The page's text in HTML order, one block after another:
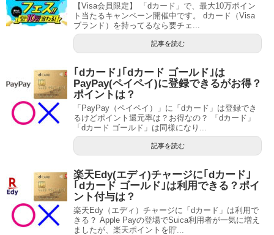
【Visa会員限定】 「dカード」で、最大10万ポイン
ト当たるキャンペーン開催中です。 dカード（Visa
ブランド）を持ってるなら要チェ...
記事を読む
｢dカード｣｢dカード ゴールド｣は
PayPay(ペイペイ)に登録できるがお得？
ポイントは？
「PayPay（ペイペイ）」に「dカード」は登録でき
るけどポイント還元率は？お得なの？ 「dカード」
「dカード ゴールド」は同様になり...
記事を読む
楽天Edy(エディ)チャージに｢dカード｣
｢dカード ゴールド｣は利用できる？ポイ
ント付与は？
楽天Edy（エディ）チャージに「dカード」は利用で
きる？ Apple Payの登場でSuica利用者が一気に増え
ましたが、楽天ポイントを貯...